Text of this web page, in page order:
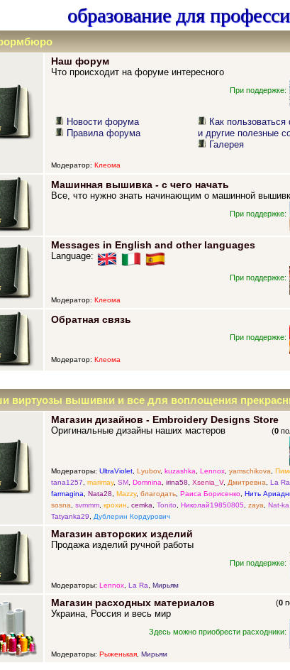
образование для
Наш форум
Что происходит на форуме интересного
При поддержке:
Новости форума
Правила форума
Как
и другие полезные
Галерея
Модератор: Клеома
Машинная вышивка - с чего начать
Все, что нужно знать начинающим о машинной
При поддержке:
Messages in English and other languages
Language:
При поддержке:
Модератор: Клеома
Обратная связь
При поддержке:
Модератор: Клеома
виртуозы вышивки и все для воплощения
Магазин дизайнов - Embroidery Designs Store
(0
Оригинальные дизайны наших мастеров
Модераторы: UltraViolet, Lyubov, kuzashka, Lennox, yamschikova,
tana1257, marimay, SM, Domnina, irina58, Xsenia_V, Дмитревна, La Ra
farmagina, Nata28, Mazzy, благодать, Раиса Борисенко, Нить
sosna, svmmm, крохин, cemka, Tonito, Николай19850805, zaya, Nat-ka,
Tatyanka29, Дублерин Кордурович
Магазин авторских изделий
Продажа изделий ручной работы
При поддержке:
Модераторы: Lennox, La Ra, Мирьям
Магазин расходных материалов (0
Украина, Россия и весь мир
Здесь можно приобрести расходники:
Модераторы: Рыженькая, Мирьям